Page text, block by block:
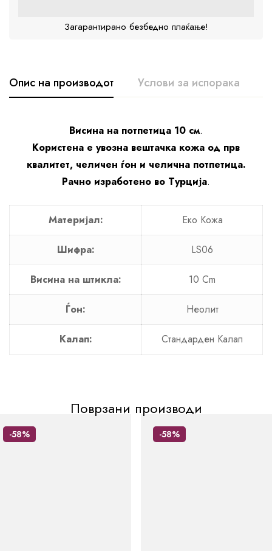
Загарантирано безбедно плаќање!
Опис на производот Услови за испорака
Висина на потпетица 10 см.
Користена е увозна вештачка кожа од прв
квалитет, челичен ѓон и челична потпетица.
Рачно изработено во Турција.
Материјал: Еко Кожа
Шифра: LS06
Висина на штикла: 10 Cm
Ѓон: Неолит
Калап: Стандарден Калап
Поврзани производи
-58% -58%